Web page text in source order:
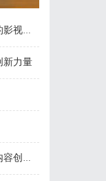
圣地
新力量
平台